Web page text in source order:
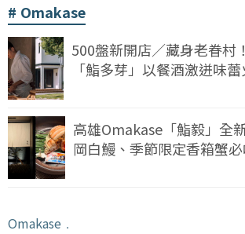
Omakase
500盤新開店／藏身老眷村
「鮨多芽」以餐酒激迸味
高雄Omakase「鮨毅」全
岡白鰻、季節限定香箱蟹
Omakase ﹒